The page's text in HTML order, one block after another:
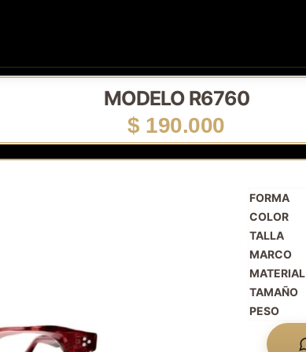
MODELO R6760
$ 190.000
FORMA
COLOR
TALLA
MARCO
MATERIAL
TAMAÑO
PESO